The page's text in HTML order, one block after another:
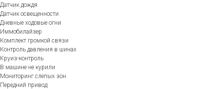
Датчик дождя
Датчик освещенности
Дневные ходовые огни
Иммобилайзер
Комплект громкой связи
Контроль давления в шинах
Круиз-контроль
В машине не курили
Мониторинг слепых зон
Передний привод